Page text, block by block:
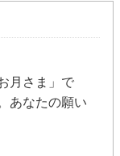
月さま」で
あなたの願い